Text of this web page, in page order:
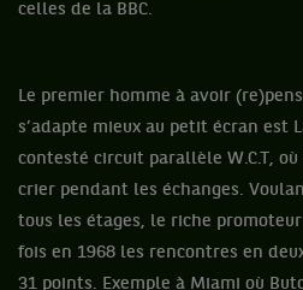
celles de la BBC.
Le premier homme à avoir
s’adapte mieux au petit écran est
contesté circuit parallèle W.C.T,
crier pendant les échanges.
tous les étages, le riche
fois en 1968 les rencontres en
31 points. Exemple à Miami où